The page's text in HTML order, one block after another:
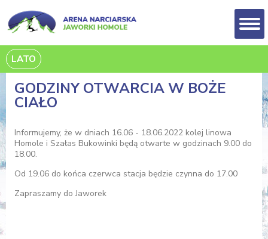
LATO
GODZINY OTWARCIA W BOŻE
CIAŁO
Informujemy, że w dniach 16.06 - 18.06.2022 kolej linowa
Homole i Szałas Bukowinki będą otwarte w godzinach 9.00 do
18.00.
Od 19.06 do końca czerwca stacja będzie czynna do 17.00
Zapraszamy do Jaworek